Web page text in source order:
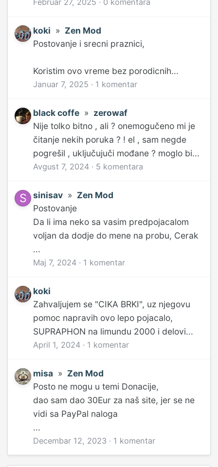
Februar 27, 2025 · 0 komentara
koki » Zen Mod
Postovanje i srecni praznici,
Koristim ovo vreme bez porodicnih...
Januar 7, 2025 · 1 komentar
black coffe » zerowaf
Nije tolko bitno , ali ? onemogučeno mi je
čitanje nekih poruka ? ! el , sam negde
pogrešil , uključujuči mođane ? moglo bi...
Avgust 7, 2024 · 5 komentara
sinisav » Zen Mod
Postovanje
Da li ima neko sa vasim predpojacalom
voljan da dodje do mene na probu, Cerak
...
Maj 7, 2024 · 1 komentar
koki
Zahvaljujem se "CIKA BRKI", uz njegovu
pomoc napravih ovo lepo pojacalo,
SUPRAPHON na limundu 2000 i delovi...
April 1, 2024 · 1 komentar
misa » Zen Mod
Posto ne mogu u temi Donacije,
dao sam dao 30Eur za naš site, jer se ne
vidi sa PayPal naloga
...
Decembar 12, 2023 · 1 komentar